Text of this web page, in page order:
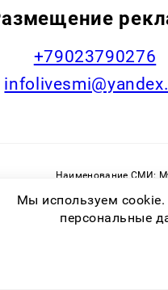
+79023790276
Наименование СМИ:
орган:
права защищены
Мы используем
персональные